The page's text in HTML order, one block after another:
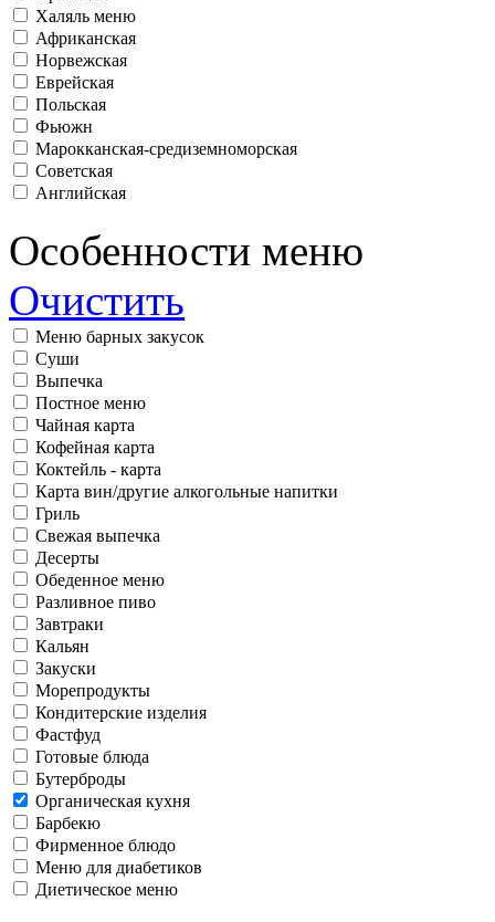
Халяль меню
Африканская
Норвежская
Еврейская
Польская
Фьюжн
Марокканская-средиземноморская
Советская
Английская
Особенности меню
Очистить
Меню барных закусок
Суши
Выпечка
Постное меню
Чайная карта
Кофейная карта
Коктейль - карта
Карта вин/другие алкогольные напитки
Гриль
Свежая выпечка
Десерты
Обеденное меню
Разливное пиво
Завтраки
Кальян
Закуски
Морепродукты
Кондитерские изделия
Фастфуд
Готовые блюда
Бутерброды
Органическая кухня
Барбекю
Фирменное блюдо
Меню для диабетиков
Диетическое меню